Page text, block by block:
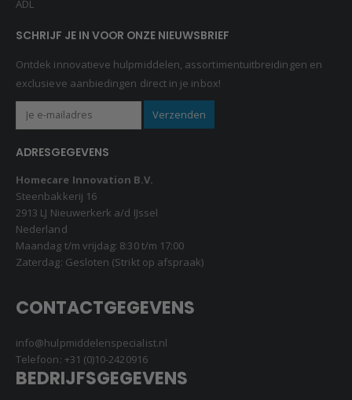
ADL
SCHRIJF JE IN VOOR ONZE NIEUWSBRIEF
Ontdek innovatieve hulpmiddelen, assortimentuitbreidingen en
exclusieve aanbiedingen direct in je inbox!
ADRESGEGEVENS
Homecare Innovation B.V.
Steenbakkerij 16
2913 LJ Nieuwerkerk a/d IJssel
Nederland
Maandag t/m vrijdag: 8:30 t/m 17:00
Zaterdag: Gesloten (Strikt op afspraak)
CONTACTGEGEVENS
info@hulpmiddelenspecialist.nl
Telefoon: +31 (0)10-2420916
BEDRIJFSGEGEVENS